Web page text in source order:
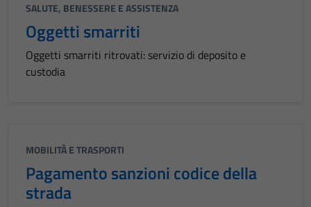
SALUTE, BENESSERE E ASSISTENZA
Oggetti smarriti
Oggetti smarriti ritrovati: servizio di deposito e
custodia
MOBILITÀ E TRASPORTI
Pagamento sanzioni codice della
strada